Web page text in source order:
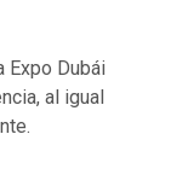
Expo Dubái
al igual